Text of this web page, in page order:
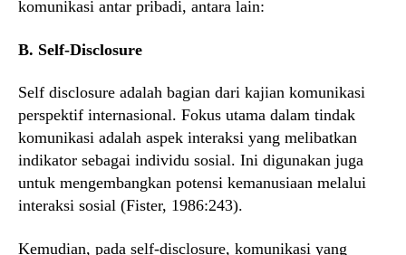
komunikasi antar pribadi, antara lain:
B. Self-Disclosure
Self disclosure adalah bagian dari kajian komunikasi
perspektif internasional. Fokus utama dalam tindak
komunikasi adalah aspek interaksi yang melibatkan
indikator sebagai individu sosial. Ini digunakan juga
untuk mengembangkan potensi kemanusiaan melalui
interaksi sosial (Fister, 1986:243).
Kemudian, pada self-disclosure, komunikasi yang